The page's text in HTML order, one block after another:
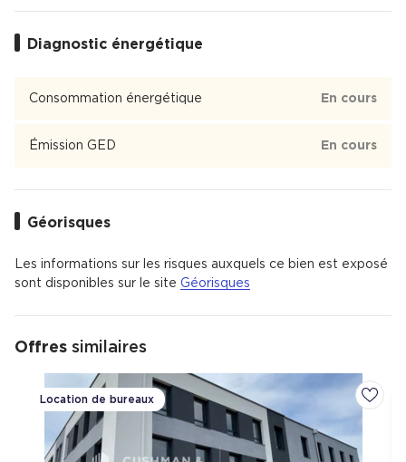
Diagnostic énergétique
Consommation énergétique En cours
Émission GED En cours
Géorisques
Les informations sur les risques auxquels ce bien est exposé
sont disponibles sur le site Géorisques
Offres similaires
Location de bureaux